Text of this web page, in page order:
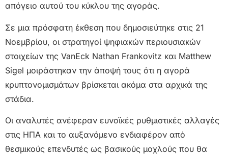
απόγειο αυτού του κύκλου της αγοράς.
Σε μια πρόσφατη έκθεση που δημοσιεύτηκε στις 21
Νοεμβρίου, οι στρατηγοί ψηφιακών περιουσιακών
στοιχείων της VanEck Nathan Frankovitz και Matthew
Sigel μοιράστηκαν την άποψή τους ότι η αγορά
κρυπτονομισμάτων βρίσκεται ακόμα στα αρχικά της
στάδια.
Οι αναλυτές ανέφεραν ευνοϊκές ρυθμιστικές αλλαγές
στις ΗΠΑ και το αυξανόμενο ενδιαφέρον από
θεσμικούς επενδυτές ως βασικούς μοχλούς που θα